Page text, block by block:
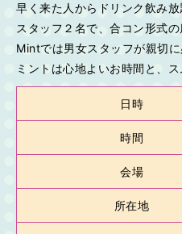
早く来た人からドリンク飲み
スタッフ２名で、合コン形式の
Mintでは男女スタッフが親切
ミントは心地よいお時間と、
日時
時間
会場
所在地